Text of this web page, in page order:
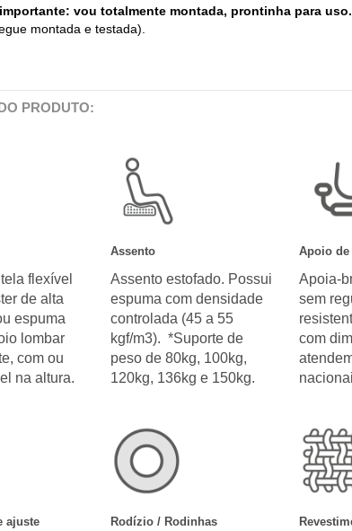
vou totalmente montada, prontinha para
montada e testada).
PRODUTO:
flexível
de alta
espuma
lombar
com ou
na altura.
Assento
Assento estofado. Possui
espuma com densidade
controlada (45 a 55
kgf/m3). *Suporte de
peso de 80kg, 100kg,
120kg, 136kg e 150kg.
Apoio de
Apoia-
sem
com
ajuste Rodízio / Rodinhas